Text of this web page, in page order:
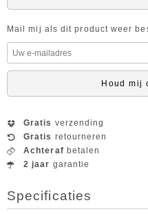
Mail mij als dit product weer
Houd mij
Gratis verzending
Gratis retourneren
Achteraf betalen
2 jaar garantie
Specificaties